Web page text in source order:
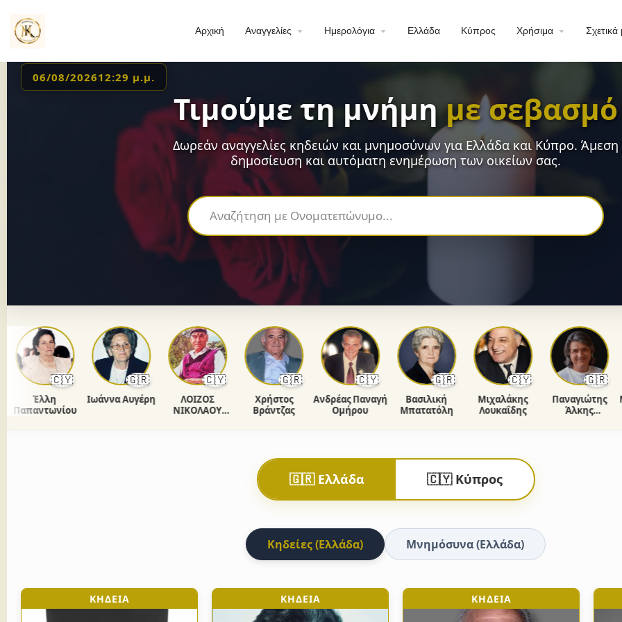
Αρχική Αναγγελίες Ημερολόγια Ελλάδα Κύπρος Χρήσιμα Σχετικά
Τιμούμε τη μνήμημε σεβασμό
Δωρεάν αναγγελίες κηδειών και μνημοσύνων για Ελλάδα και Κύπρο. Άμεση
δημοσίευση και αυτόματη ενημέρωση των οικείων σας.
06/08/202612:29 μ.μ.
🇨🇾
Έλλη
🇬🇷
Ιωάννα Αυγέρη
🇨🇾
ΛΟΙΖΟΣ
ΝΙΚΟΛΑΟΥ
🇬🇷
Χρήστος
Βράντζας
🇨🇾
Ανδρέας Παναγή
Ομήρου
🇬🇷
Βασιλική
Μπατατόλη
🇨🇾
Μιχαλάκης
Λουκαΐδης
🇬🇷
Παναγιώτης
Άλκης
🇬🇷 Ελλάδα 🇨🇾 Κύπρος
Κηδείες (Ελλάδα) Μνημόσυνα (Ελλάδα)
ΚΗΔΕΙΑ ΚΗΔΕΙΑ ΚΗΔΕΙΑ